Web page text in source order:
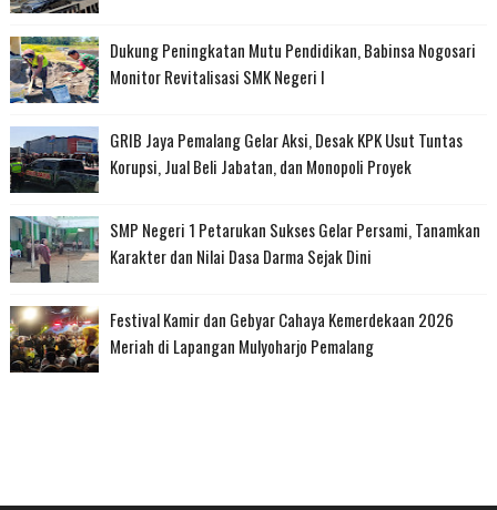
Dukung Peningkatan Mutu Pendidikan, Babinsa Nogosari
Monitor Revitalisasi SMK Negeri I
GRIB Jaya Pemalang Gelar Aksi, Desak KPK Usut Tuntas
Korupsi, Jual Beli Jabatan, dan Monopoli Proyek
SMP Negeri 1 Petarukan Sukses Gelar Persami, Tanamkan
Karakter dan Nilai Dasa Darma Sejak Dini
Festival Kamir dan Gebyar Cahaya Kemerdekaan 2026
Meriah di Lapangan Mulyoharjo Pemalang